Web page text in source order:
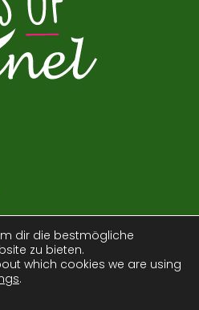
dir die bestmögliche
zu bieten.
which cookies we are using
.